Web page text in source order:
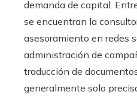
demanda de capital.
se encuentran la
asesoramiento en redes
administración de
traducción de
generalmente solo